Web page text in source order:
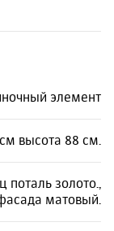
элемент
высота 88 см.
поталь золото.,
матовый.